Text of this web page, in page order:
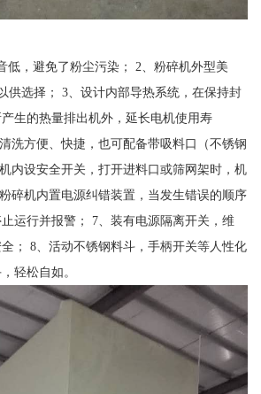
低，避免了粉尘污染； 2、粉碎机外型美
供选择； 3、设计内部导热系统，在保持封
生的热量排出机外，延长电机使用寿
洗方便、快捷，也可配备带吸料口（不锈钢
内设安全开关，打开进料口或筛网架时，机
碎机内置电源纠错装置，当发生错误的顺序
运行并报警； 7、装有电源隔离开关，维
； 8、活动不锈钢料斗，手柄开关等人性化
轻松自如。